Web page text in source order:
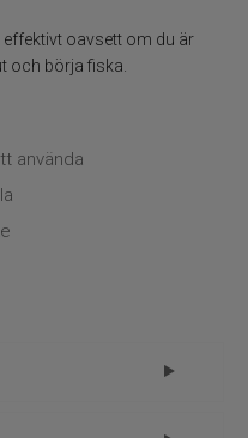
oavsett om du är
och börja fiska.
använda